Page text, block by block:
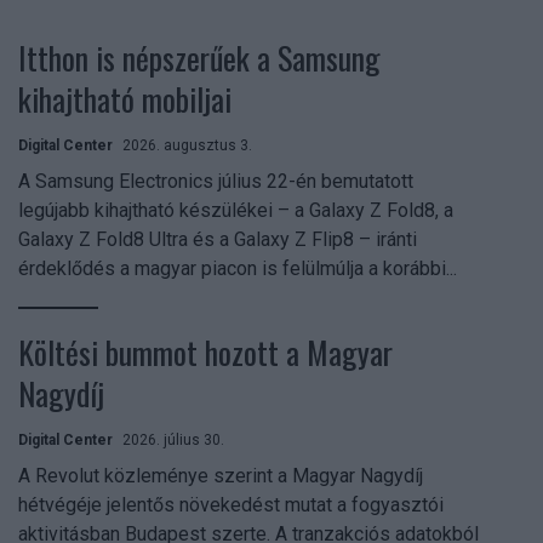
Itthon is népszerűek a Samsung
kihajtható mobiljai
Digital Center 2026. augusztus 3.
A Samsung Electronics július 22-én bemutatott
legújabb kihajtható készülékei – a Galaxy Z Fold8, a
Galaxy Z Fold8 Ultra és a Galaxy Z Flip8 – iránti
érdeklődés a magyar piacon is felülmúlja a korábbi...
Költési bummot hozott a Magyar
Nagydíj
Digital Center 2026. július 30.
A Revolut közleménye szerint a Magyar Nagydíj
hétvégéje jelentős növekedést mutat a fogyasztói
aktivitásban Budapest szerte. A tranzakciós adatokból